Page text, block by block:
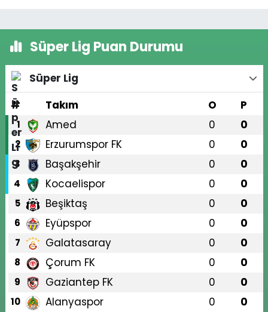
Süper Lig Puan Durumu
Süper Lig
#
Takım O P
1 Amed 0 0
2 Erzurumspor FK 0 0
3 Başakşehir 0 0
4 Kocaelispor 0 0
5 Beşiktaş 0 0
6 Eyüpspor 0 0
7 Galatasaray 0 0
8 Çorum FK 0 0
9 Gaziantep FK 0 0
10 Alanyaspor 0 0